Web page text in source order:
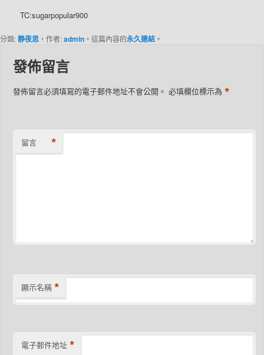
TC:sugarpopular900
分類:静夜思 ，作者:admin 。這篇內容的永久連結 。
發佈留言
發佈留言必須填寫的電子郵件地址不會公開。 必填欄位標示為*
留言 *
顯示名稱 *
電子郵件地址 *